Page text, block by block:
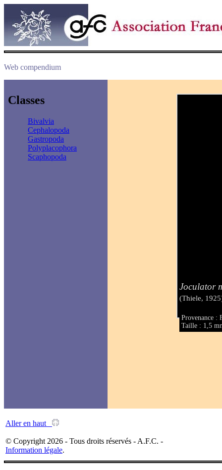
Web compendium
Classes
Bivalvia
Cephalopoda
Gastropoda
Polyplacophora
Scaphopoda
Joculator
(Thiele,
Provenance :
Taille : 1,5
Aller en haut
© Copyright 2026 - Tous droits réservés - A.F.C. -
Information légale.